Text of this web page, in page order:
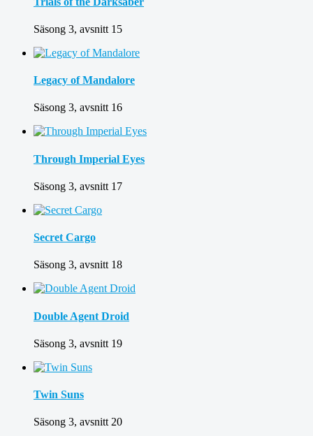
Säsong 3, avsnitt 15
Legacy of Mandalore
Säsong 3, avsnitt 16
Through Imperial Eyes
Säsong 3, avsnitt 17
Secret Cargo
Säsong 3, avsnitt 18
Double Agent Droid
Säsong 3, avsnitt 19
Twin Suns
Säsong 3, avsnitt 20